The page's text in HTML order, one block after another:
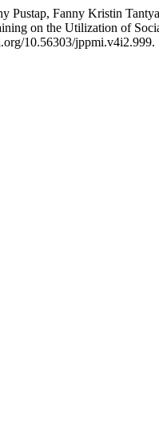
Pustap, Fanny Kristin
on the Utilization of
10.56303/jppmi.v4i2.999.